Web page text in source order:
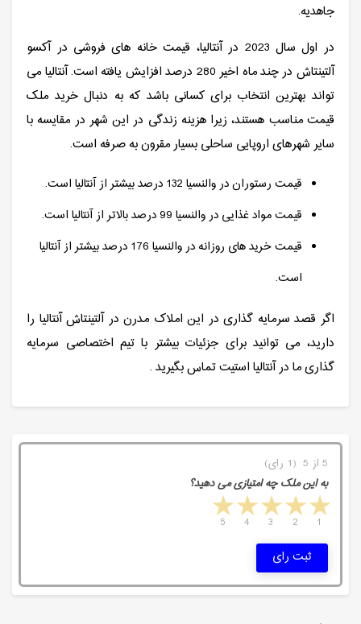
جاهدیه.
در اول سال 2023 در آنتالیا، قیمت خانه های فروشی در آکسو
آلتینتاش در چند ماه اخیر 280 درصد افزایش یافته است. آنتالیا می
تواند بهترین انتخاب برای کسانی باشد که به دنبال خرید ملک
قیمت مناسب هستند، زیرا هزینه زندگی در این شهر در مقایسه با
سایر شهرهای اروپایی ساحلی بسیار مقرون به صرفه است.
قیمت رستوران در والنسیا 132 درصد بیشتر از آنتالیا است.
قیمت مواد غذایی در والنسیا 99 درصد بالاتر از آنتالیا است.
قیمت خرید های روزانه در والنسیا 176 درصد بیشتر از آنتالیا
است.
اگر قصد سرمایه گذاری در این املاک مدرن در آلتینتاش آنتالیا را
دارید، می توانید برای جزئیات بیشتر با تیم اختصاصی سرمایه
گذاری ما در آنتالیا استیت تماس بگیرید .
5 از 5 (1 رای)
به این ملک چه امتیازی می دهید؟
4 stars 3 stars 2 stars 1 star
5 4 3 2 1
ثبت رای